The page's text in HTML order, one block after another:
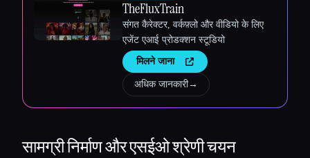
TheFluxTrain
संगत कैरेक्टर, वर्कफ़्लो और वीडियो के लिए
एजेंट एआई प्रोडक्शन स्टूडियो
मिलने जाना
अधिक जानकारी→
सामग्री निर्माण और एसईओश्रेणी चयन